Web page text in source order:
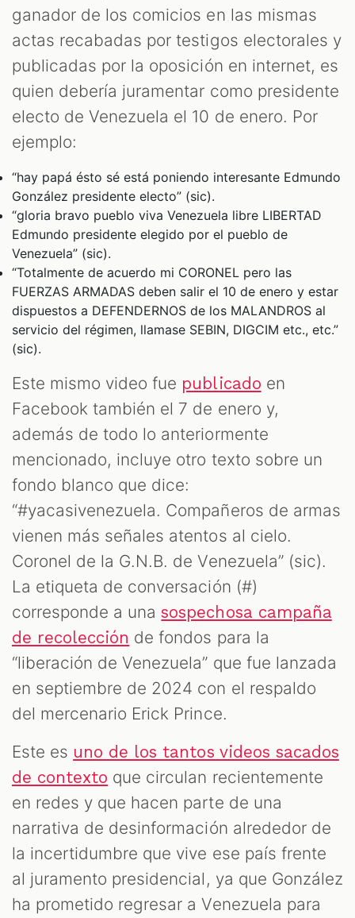
ganador de los comicios en las mismas
actas recabadas por testigos electorales y
publicadas por la oposición en internet, es
quien debería juramentar como presidente
electo de Venezuela el 10 de enero. Por
ejemplo:
“hay papá ésto sé está poniendo interesante Edmundo
González presidente electo” (sic).
“gloria bravo pueblo viva Venezuela libre LIBERTAD
Edmundo presidente elegido por el pueblo de
Venezuela” (sic).
“Totalmente de acuerdo mi CORONEL pero las
FUERZAS ARMADAS deben salir el 10 de enero y estar
dispuestos a DEFENDERNOS de los MALANDROS al
servicio del régimen, llamase SEBIN, DIGCIM etc., etc.”
(sic).
Este mismo video fue publicado en
Facebook también el 7 de enero y,
además de todo lo anteriormente
mencionado, incluye otro texto sobre un
fondo blanco que dice:
“#yacasivenezuela. Compañeros de armas
vienen más señales atentos al cielo.
Coronel de la G.N.B. de Venezuela” (sic).
La etiqueta de conversación (#)
corresponde a unasospechosa campaña
de recolección de fondos para la
“liberación de Venezuela” que fue lanzada
en septiembre de 2024 con el respaldo
del mercenario Erick Prince.
Este es uno de los tantos videos sacados
de contexto que circulan recientemente
en redes y que hacen parte de una
narrativa de desinformación alrededor de
la incertidumbre que vive ese país frente
al juramento presidencial, ya que González
ha prometido regresar a Venezuela para